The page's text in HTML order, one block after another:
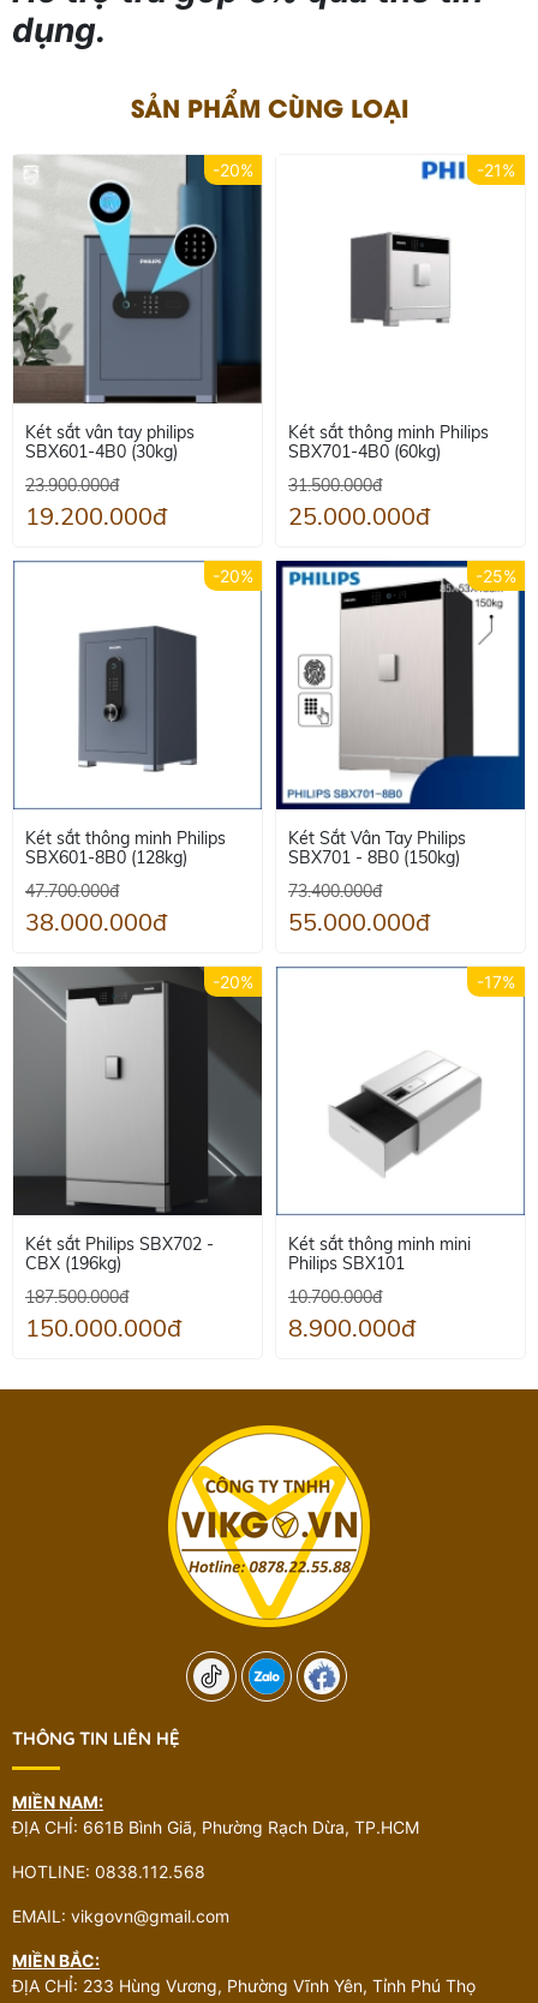
dụng.
SẢN PHẨM CÙNG LOẠI
Két sắt vân tay philips
SBX601-4B0 (30kg)
23.900.000đ
19.200.000đ
-20%
Két sắt thông minh Philips
SBX701-4B0 (60kg)
31.500.000đ
25.000.000đ
-21%
Két sắt thông minh Philips
SBX601-8B0 (128kg)
47.700.000đ
38.000.000đ
-20%
Két Sắt Vân Tay Philips
SBX701 - 8B0 (150kg)
73.400.000đ
55.000.000đ
-25%
Két sắt Philips SBX702 -
CBX (196kg)
187.500.000đ
150.000.000đ
-20%
Két sắt thông minh mini
Philips SBX101
10.700.000đ
8.900.000đ
-17%
THÔNG TIN LIÊN HỆ
MIỀN NAM:
ĐỊA CHỈ: 661B Bình Giã, Phường Rạch Dừa, TP.HCM
HOTLINE: 0838.112.568
EMAIL: vikgovn@gmail.com
MIỀN BẮC:
ĐỊA CHỈ: 233 Hùng Vương, Phường Vĩnh Yên, Tỉnh Phú Thọ